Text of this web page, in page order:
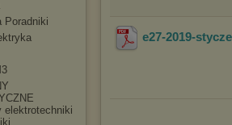
Poradniki
elektrotechniki
e27-2019-